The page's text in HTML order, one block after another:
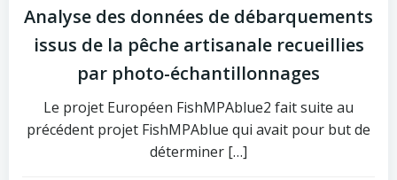
Analyse des données de débarquements
issus de la pêche artisanale recueillies
par photo-échantillonnages
Le projet Européen FishMPAblue2 fait suite au
précédent projet FishMPAblue qui avait pour but de
déterminer […]